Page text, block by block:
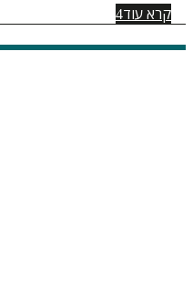
קרא עוד